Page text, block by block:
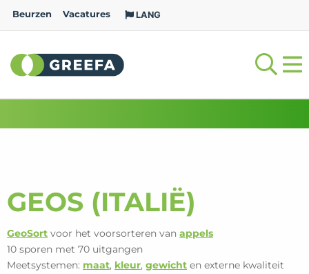
Beurzen Vacatures LANG
GEOS (ITALIË)
GeoSort voor het voorsorteren van appels
10 sporen met 70 uitgangen
Meetsystemen: maat, kleur, gewicht en externe kwaliteit